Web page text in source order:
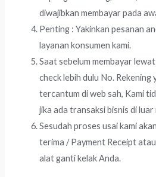
diwajibkan membayar pada
Penting : Yakinkan pesanan
layanan konsumen kami.
Saat sebelum membayar
check lebih dulu No. Rekening
tercantum di web sah, Kami
jika ada transaksi bisnis di luar
Sesudah proses usai kami
terima / Payment Receipt
alat ganti kelak Anda.